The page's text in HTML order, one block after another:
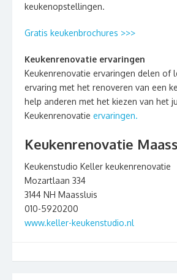
keukenopstellingen.
Gratis keukenbrochures >>>
Keukenrenovatie ervaringen
Keukenrenovatie ervaringen delen of
ervaring met het renoveren van een
help anderen met het kiezen van het
Keukenrenovatie ervaringen.
Keukenrenovatie
Keukenstudio Keller keukenrenovatie
Mozartlaan 334
3144 NH Maassluis
010-5920200
www.keller-keukenstudio.nl